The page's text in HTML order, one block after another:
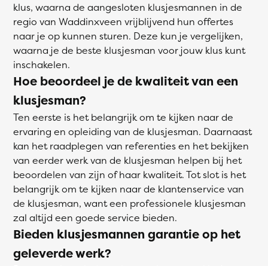
klus, waarna de aangesloten klusjesmannen in de
regio van Waddinxveen vrijblijvend hun offertes
naar je op kunnen sturen. Deze kun je vergelijken,
waarna je de beste klusjesman voor jouw klus kunt
inschakelen.
Hoe beoordeel je de kwaliteit van een
klusjesman?
Ten eerste is het belangrijk om te kijken naar de
ervaring en opleiding van de klusjesman. Daarnaast
kan het raadplegen van referenties en het bekijken
van eerder werk van de klusjesman helpen bij het
beoordelen van zijn of haar kwaliteit. Tot slot is het
belangrijk om te kijken naar de klantenservice van
de klusjesman, want een professionele klusjesman
zal altijd een goede service bieden.
Bieden klusjesmannen garantie op het
geleverde werk?